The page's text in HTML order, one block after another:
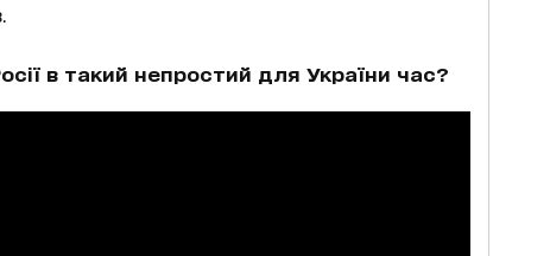
в такий непростий для України час?